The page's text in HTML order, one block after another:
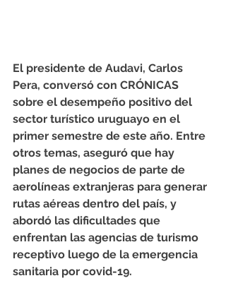
El presidente de Audavi, Carlos
Pera, conversó con CRÓNICAS
sobre el desempeño positivo del
sector turístico uruguayo en el
primer semestre de este año. Entre
otros temas, aseguró que hay
planes de negocios de parte de
aerolíneas extranjeras para generar
rutas aéreas dentro del país, y
abordó las dificultades que
enfrentan las agencias de turismo
receptivo luego de la emergencia
sanitaria por covid-19.